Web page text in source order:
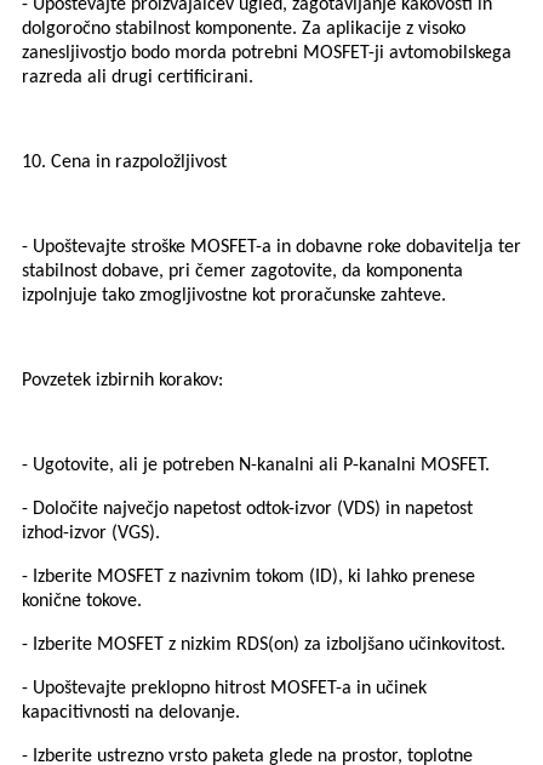
- Upoštevajte proizvajalčev ugled, zagotavljanje kakovosti in
dolgoročno stabilnost komponente. Za aplikacije z visoko
zanesljivostjo bodo morda potrebni MOSFET-ji avtomobilskega
razreda ali drugi certificirani.
10. Cena in razpoložljivost
- Upoštevajte stroške MOSFET-a in dobavne roke dobavitelja ter
stabilnost dobave, pri čemer zagotovite, da komponenta
izpolnjuje tako zmogljivostne kot proračunske zahteve.
Povzetek izbirnih korakov:
- Ugotovite, ali je potreben N-kanalni ali P-kanalni MOSFET.
- Določite največjo napetost odtok-izvor (VDS) in napetost
izhod-izvor (VGS).
- Izberite MOSFET z nazivnim tokom (ID), ki lahko prenese
konične tokove.
- Izberite MOSFET z nizkim RDS(on) za izboljšano učinkovitost.
- Upoštevajte preklopno hitrost MOSFET-a in učinek
kapacitivnosti na delovanje.
- Izberite ustrezno vrsto paketa glede na prostor, toplotne